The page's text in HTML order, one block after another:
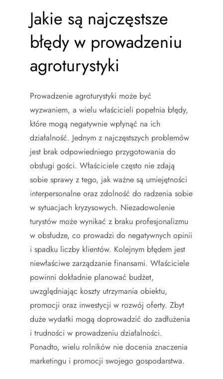
Jakie są najczęstsze
błędy w prowadzeniu
agroturystyki
Prowadzenie agroturystyki może być
wyzwaniem, a wielu właścicieli popełnia błędy,
które mogą negatywnie wpłynąć na ich
działalność. Jednym z najczęstszych problemów
jest brak odpowiedniego przygotowania do
obsługi gości. Właściciele często nie zdają
sobie sprawy z tego, jak ważne są umiejętności
interpersonalne oraz zdolność do radzenia sobie
w sytuacjach kryzysowych. Niezadowolenie
turystów może wynikać z braku profesjonalizmu
w obsłudze, co prowadzi do negatywnych opinii
i spadku liczby klientów. Kolejnym błędem jest
niewłaściwe zarządzanie finansami. Właściciele
powinni dokładnie planować budżet,
uwzględniając koszty utrzymania obiektu,
promocji oraz inwestycji w rozwój oferty. Zbyt
duże wydatki mogą doprowadzić do zadłużenia
i trudności w prowadzeniu działalności.
Ponadto, wielu rolników nie docenia znaczenia
marketingu i promocji swojego gospodarstwa.